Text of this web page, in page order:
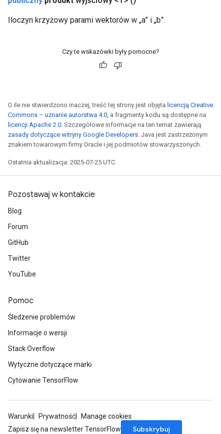
Iloczyn krzyżowy parami wektorów w „a” i „b”.
Czy te wskazówki były pomocne?
O ile nie stwierdzono inaczej, treść tej strony jest objęta licencją Creative
Commons – uznanie autorstwa 4.0, a fragmenty kodu są dostępne na
licencji Apache 2.0. Szczegółowe informacje na ten temat zawierają
zasady dotyczące witryny Google Developers. Java jest zastrzeżonym
znakiem towarowym firmy Oracle i jej podmiotów stowarzyszonych.
Ostatnia aktualizacja: 2025-07-25 UTC.
Pozostawaj w kontakcie
Blog
Forum
GitHub
Twitter
YouTube
Pomoc
Śledzenie problemów
Informacje o wersji
Stack Overflow
Wytyczne dotyczące marki
Cytowanie TensorFlow
Warunki Prywatność
Manage cookies
Zapisz się na newsletter TensorFlow
Subskrybuj